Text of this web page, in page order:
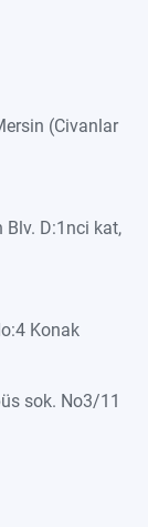
(Civanlar
Blv. D:1nci kat,
Konak
sok. No3/11